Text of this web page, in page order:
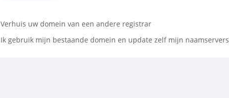
Verhuis uw domein van een andere registrar
Ik gebruik mijn bestaande domein en update zelf mijn naamservers